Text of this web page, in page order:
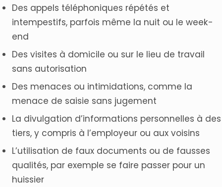
Des appels téléphoniques répétés et
intempestifs, parfois même la nuit ou le week-
end
Des visites à domicile ou sur le lieu de travail
sans autorisation
Des menaces ou intimidations, comme la
menace de saisie sans jugement
La divulgation d’informations personnelles à des
tiers, y compris à l’employeur ou aux voisins
L’utilisation de faux documents ou de fausses
qualités, par exemple se faire passer pour un
huissier